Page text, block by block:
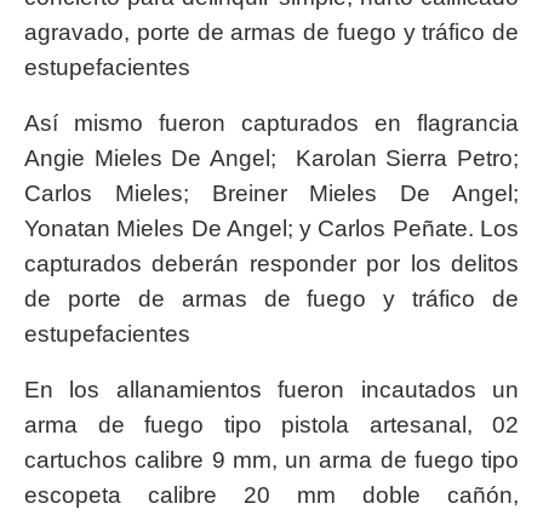
agravado, porte de armas de fuego y tráfico de
estupefacientes
Así mismo fueron capturados en flagrancia
Angie Mieles De Angel; Karolan Sierra Petro;
Carlos Mieles; Breiner Mieles De Angel;
Yonatan Mieles De Angel; y Carlos Peñate. Los
capturados deberán responder por los delitos
de porte de armas de fuego y tráfico de
estupefacientes
En los allanamientos fueron incautados un
arma de fuego tipo pistola artesanal, 02
cartuchos calibre 9 mm, un arma de fuego tipo
escopeta calibre 20 mm doble cañón,